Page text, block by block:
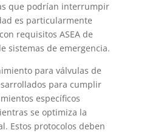
que podrían interrumpir
es particularmente
requisitos ASEA de
sistemas de emergencia.
para válvulas de
para cumplir
específicos
se optimiza la
Estos protocolos deben